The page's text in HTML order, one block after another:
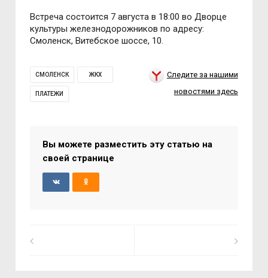
Встреча состоится 7 августа в 18:00 во Дворце
культуры железнодорожников по адресу:
Смоленск, Витебское шоссе, 10.
СМОЛЕНСК ЖКХ
ПЛАТЕЖИ
Следите за нашими
новостями здесь
Вы можете разместить эту статью на
своей странице